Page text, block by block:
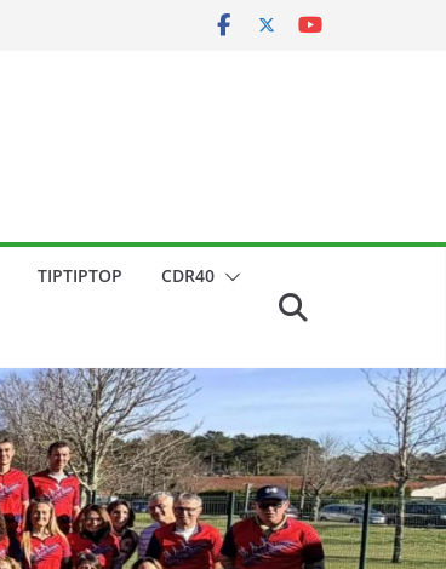
TIPTIPTOP CDR40